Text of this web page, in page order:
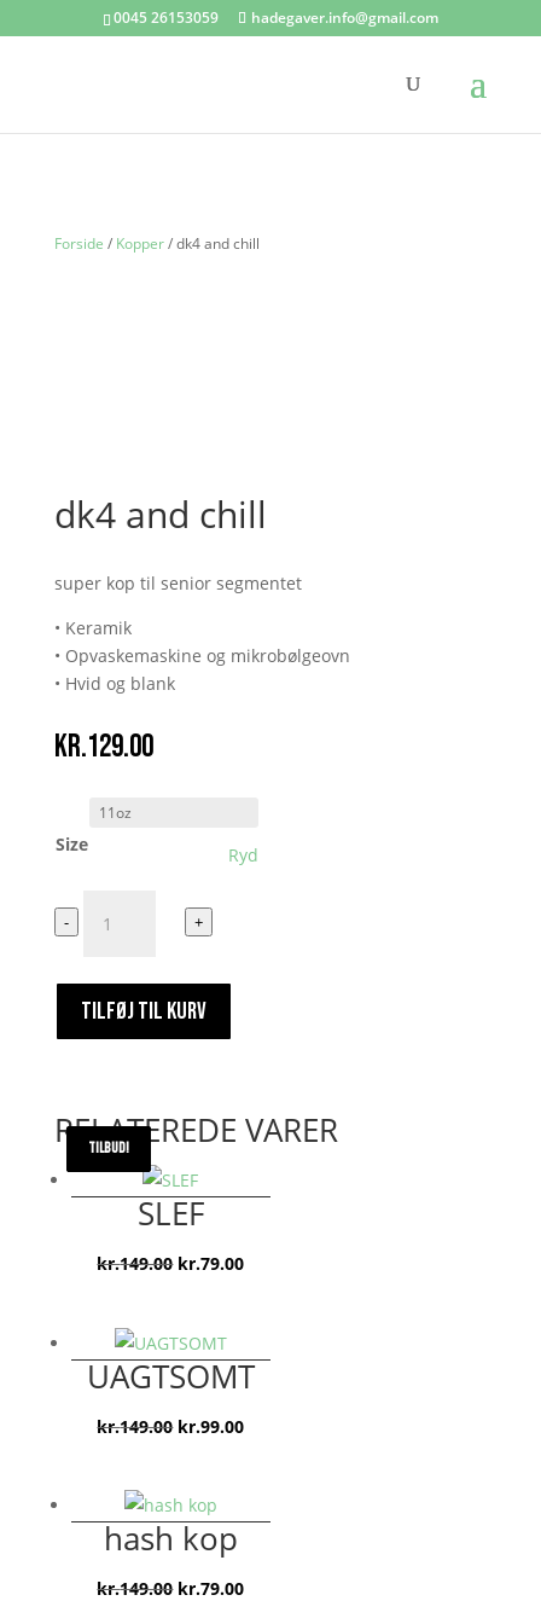
0045 26153059 hadegaver.info@gmail.com
Forside / Kopper/ dk4 and chill
dk4 and chill
super kop til senior segmentet
• Keramik
• Opvaskemaskine og mikrobølgeovn
• Hvid og blank
kr.129.00
Size Ryd
dk4
and
antal
- +
TILFØJ TIL KURV
RELATEREDE VARER
TILBUD!
SLEF
kr.149.00 Den
var:
kr.149.00.
kr.79.00Den
er:
kr.79.00.
TILBUD!
UAGTSOMT
kr.149.00 Den
var:
kr.149.00.
kr.99.00Den
er:
TILBUD!
hash kop
kr.149.00 Den
kr.79.00Den
TILBUD!